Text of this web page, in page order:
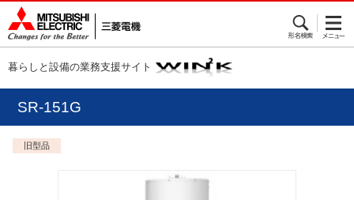
暮らしと設備の業務支援サイト
SR-151G
旧型品